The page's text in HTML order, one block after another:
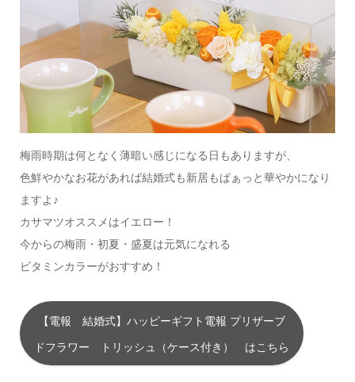
梅雨時期は何となく薄暗い感じになる日もありますが、
色鮮やかなお花があれば結婚式も新居もぱぁっと華やかになり
ますよ♪
カサマツオススメはイエロー！
今からの梅雨・初夏・盛夏は元気になれる
ビタミンカラーがおすすめ！
【電報 結婚式】ハッピーギフト電報 プリザーブ
ドフラワー トリッシュ（ケース付き） はこちら